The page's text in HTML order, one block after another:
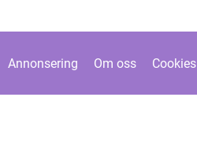
Annonsering Om oss Cookies